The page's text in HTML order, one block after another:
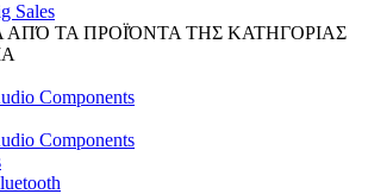
Sales
ΑΠΌ ΤΑ ΠΡΟΪΌΝΤΑ ΤΗΣ ΚΑΤΗΓΟΡΙΑΣ
Components
Components